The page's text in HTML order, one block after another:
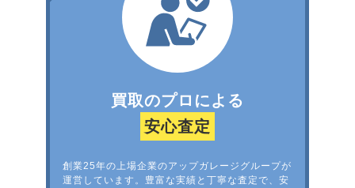
買取のプロによる
安心査定
創業25年の上場企業のアップガレージグループが
運営しています。豊富な実績と丁寧な査定で、安